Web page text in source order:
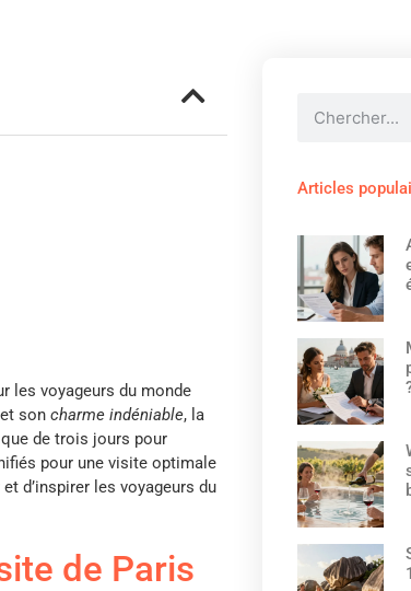
les voyageurs du monde
et son charme indéniable, la
de trois jours pour
pour une visite optimale
d’inspirer les voyageurs du
de Paris
Articles